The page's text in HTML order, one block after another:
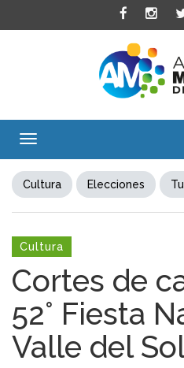
Toggle
Cultura Elecciones
Cultura
Cortes de
52° Fiesta
Valle del